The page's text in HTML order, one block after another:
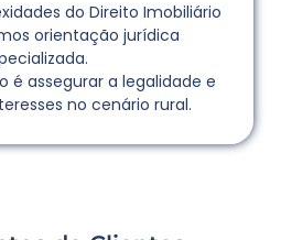
do Direito Imobiliário
orientação jurídica
é assegurar a legalidade e
no cenário rural.